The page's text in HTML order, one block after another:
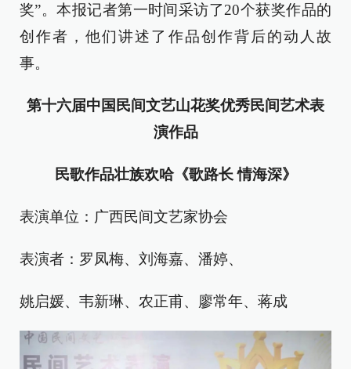
奖”。本报记者第一时间采访了20个获奖作品的
创作者，他们讲述了作品创作背后的动人故
事。
第十六届中国民间文艺山花奖优秀民间艺术表
演作品
民歌作品壮族欢哈《歌路长 情海深》
表演单位：广西民间文艺家协会
表演者：罗凤梅、刘海嘉、潘婷、
姚启媛、韦新琳、农正甫、廖常年、蒋成